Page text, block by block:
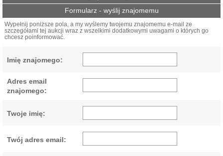
Formularz - wyślij znajomemu
Wypełnij poniższe pola, a my wyślemy twojemu znajomemu e-mail ze
szczegółami tej aukcji wraz z wszelkimi dodatkowymi uwagami o których go
chcesz poinformować.
Imię znajomego:
Adres email
znajomego:
Twoje imię:
Twój adres email: